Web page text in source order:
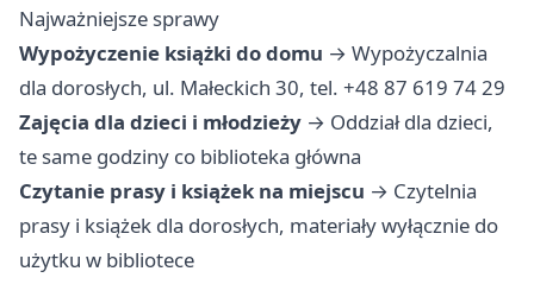
Najważniejsze sprawy
Wypożyczenie książki do domu → Wypożyczalnia
dla dorosłych, ul. Małeckich 30, tel. +48 87 619 74 29
Zajęcia dla dzieci i młodzieży → Oddział dla dzieci,
te same godziny co biblioteka główna
Czytanie prasy i książek na miejscu → Czytelnia
prasy i książek dla dorosłych, materiały wyłącznie do
użytku w bibliotece